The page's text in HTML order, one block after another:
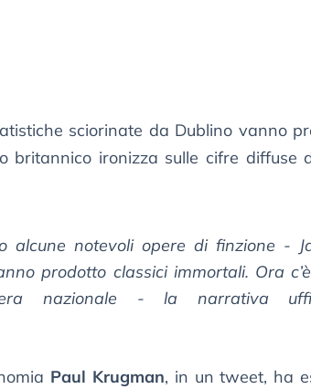
sciorinate da Dublino vanno
britannico ironizza sulle cifre diffuse
alcune notevoli opere di finzione -
prodotto classici immortali. Ora
nazionale - la narrativa
Paul Krugman, in un tweet, ha